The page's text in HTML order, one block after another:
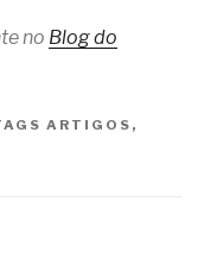
no Blog do
ARTIGOS ,